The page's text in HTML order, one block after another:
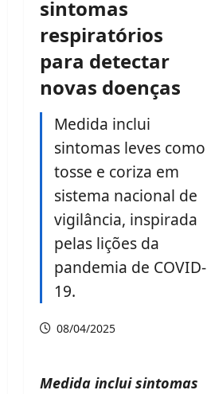
sintomas
respiratórios
para detectar
novas doenças
Medida inclui
sintomas leves como
tosse e coriza em
sistema nacional de
vigilância, inspirada
pelas lições da
pandemia de COVID-
19.
08/04/2025
Medida inclui sintomas